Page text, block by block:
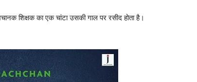
शिक्षक का एक चांटा उसकी गाल पर रसीद होता है।